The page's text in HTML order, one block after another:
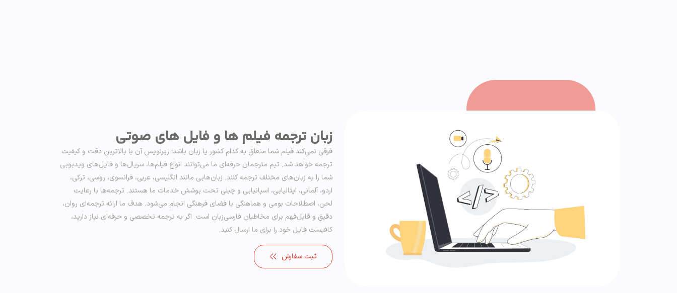
زبان ترجمه فیلم ها و فایل های صوتی
فرقی نمی‌کند فیلم شما متعلق به کدام کشور یا زبان باشد؛ زیرنویس آن با بالاترین دقت و کیفیت
ترجمه خواهد شد. تیم مترجمان حرفه‌ای ما می‌توانند انواع فیلم‌ها، سریال‌ها و فایل‌های ویدیویی
شما را به زبان‌های مختلف ترجمه کنند. زبان‌هایی مانند انگلیسی، عربی، فرانسوی، روسی، ترکی،
اردو، آلمانی، ایتالیایی، اسپانیایی و چینی تحت پوشش خدمات ما هستند. ترجمه‌ها با رعایت
لحن، اصطلاحات بومی و هماهنگی با فضای فرهنگی انجام می‌شود. هدف ما ارائه ترجمه‌ای روان،
دقیق و قابل‌فهم برای مخاطبان فارسی‌زبان است. اگر به ترجمه تخصصی و حرفه‌ای نیاز دارید،
کافیست فایل خود را برای ما ارسال کنید.
ثبت سفارش